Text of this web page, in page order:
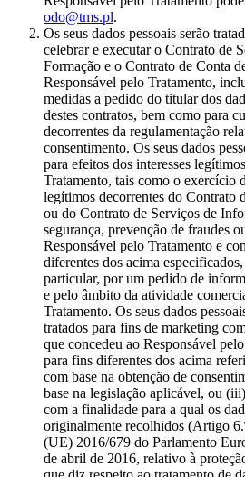
odo@tms.pl.
Os seus dados pessoais serão
celebrar e executar o Contrato de
Formação e o Contrato de Conta
Responsável pelo Tratamento,
medidas a pedido do titular dos
destes contratos, bem como para
decorrentes da regulamentação
consentimento. Os seus dados
para efeitos dos interesses
Tratamento, tais como o exercício
legítimos decorrentes do Contrato
ou do Contrato de Serviços de
segurança, prevenção de fraudes
Responsável pelo Tratamento e
diferentes dos acima
particular, por um pedido de
e pelo âmbito da atividade
Tratamento. Os seus dados
tratados para fins de marketing
que concedeu ao Responsável
para fins diferentes dos acima
com base na obtenção de
base na legislação aplicável, ou
com a finalidade para a qual os
originalmente recolhidos (Artigo
(UE) 2016/679 do Parlamento
de abril de 2016, relativo à